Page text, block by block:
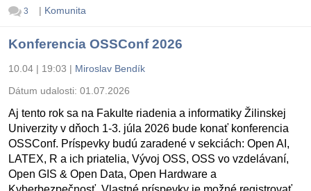
3 | Komunita
Konferencia OSSConf 2026
10.04 | 19:03 | Miroslav Bendík
Dátum udalosti: 01.07.2026
Aj tento rok sa na Fakulte riadenia a informatiky Žilinskej
Univerzity v dňoch 1-3. júla 2026 bude konať konferencia
OSSConf. Príspevky budú zaradené v sekciách: Open AI,
LATEX, R a ich priatelia, Vývoj OSS, OSS vo vzdelávaní,
Open GIS & Open Data, Open Hardware a